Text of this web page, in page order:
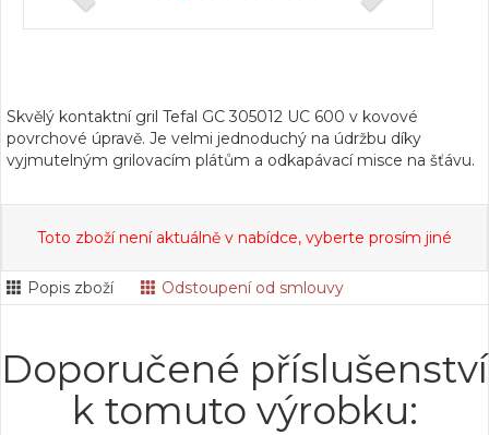
Skvělý kontaktní gril Tefal GC 305012 UC 600 v kovové
povrchové úpravě. Je velmi jednoduchý na údržbu díky
vyjmutelným grilovacím plátům a odkapávací misce na šťávu.
Toto zboží není aktuálně v nabídce, vyberte prosím jiné
Popis zboží Odstoupení od smlouvy
Doporučené příslušenství
k tomuto výrobku: